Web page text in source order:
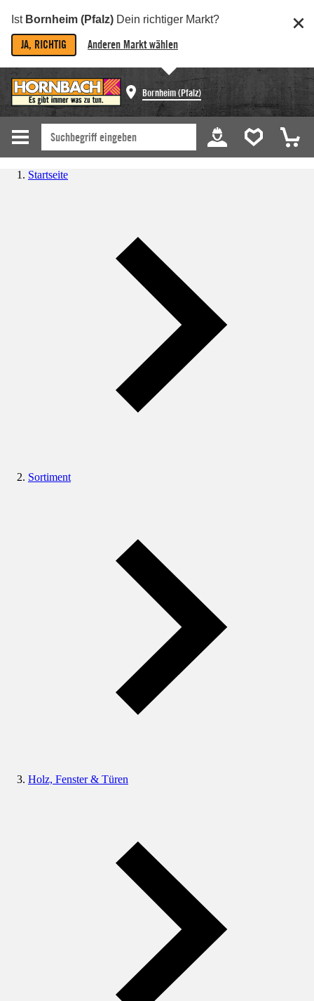
Ist Bornheim (Pfalz) Dein richtiger Markt?
JA, RICHTIG Anderen Markt wählen
Bornheim (Pfalz)
Startseite
Sortiment
Holz, Fenster & Türen